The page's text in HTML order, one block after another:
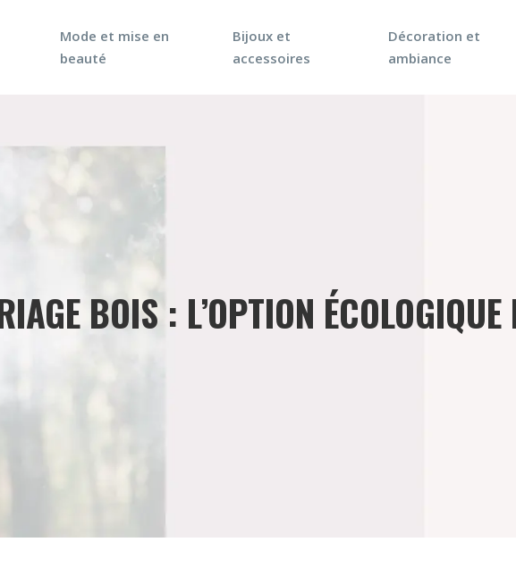
Mode et mise en
beauté
Bijoux et
accessoires
Décoration et
ambiance
BOIS : L’OPTION ÉCOLOGIQUE